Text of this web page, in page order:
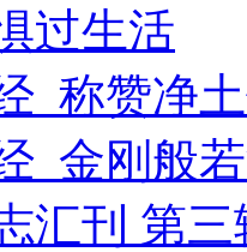
过生活
_称赞净
_金刚般
汇刊 第